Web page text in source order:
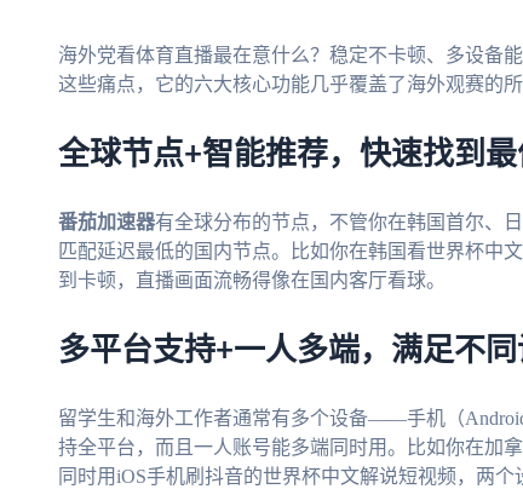
海外党看体育直播最在意什么？稳定不卡顿、多设备
这些痛点，它的六大核心功能几乎覆盖了海外观赛的所
全球节点+智能推荐，快速找到
番茄加速器有全球分布的节点，不管你在韩国首尔、
匹配延迟最低的国内节点。比如你在韩国看世界杯中
到卡顿，直播画面流畅得像在国内客厅看球。
多平台支持+一人多端，满足不
留学生和海外工作者通常有多个设备——手机（
持全平台，而且一人账号能多端同时用。比如你在加
同时用iOS手机刷抖音的世界杯中文解说短视频，两